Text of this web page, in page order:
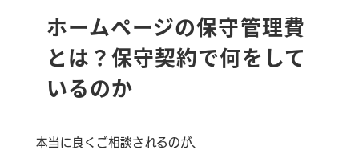
ホームページの保守管理費
とは？保守契約で何をして
いるのか
本当に良くご相談されるのが、